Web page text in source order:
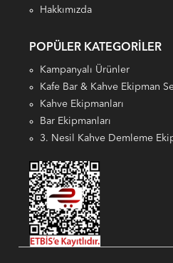
Hakkımızda
POPÜLER KATEGORILER
Kampanyalı Ürünler
Kafe Bar & Kahve Ekipman
Kahve Ekipmanları
Bar Ekipmanları
3. Nesil Kahve Demleme